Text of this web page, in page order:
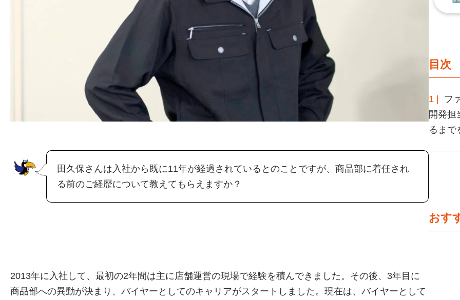
田久保さんは入社から既に11年が経過されているとのことですが、商品部に着任され
る前のご経歴について教えてもらえますか？
2013年に入社して、最初の2年間は主に店舗運営の現場で経験を積んできました。その後、3年目に
商品部への異動が決まり、バイヤーとしてのキャリアがスタートしました。現在は、バイヤーとして
目次
1 |
フ
開発担
るまで
おす